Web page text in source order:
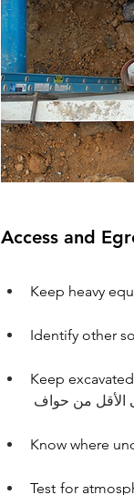
Access and
Keep heavy
Identify other
Keep
والمواد الأخرى على بعد قدمين (0.6 متر) على الأقل من حواف
Know where
Test for